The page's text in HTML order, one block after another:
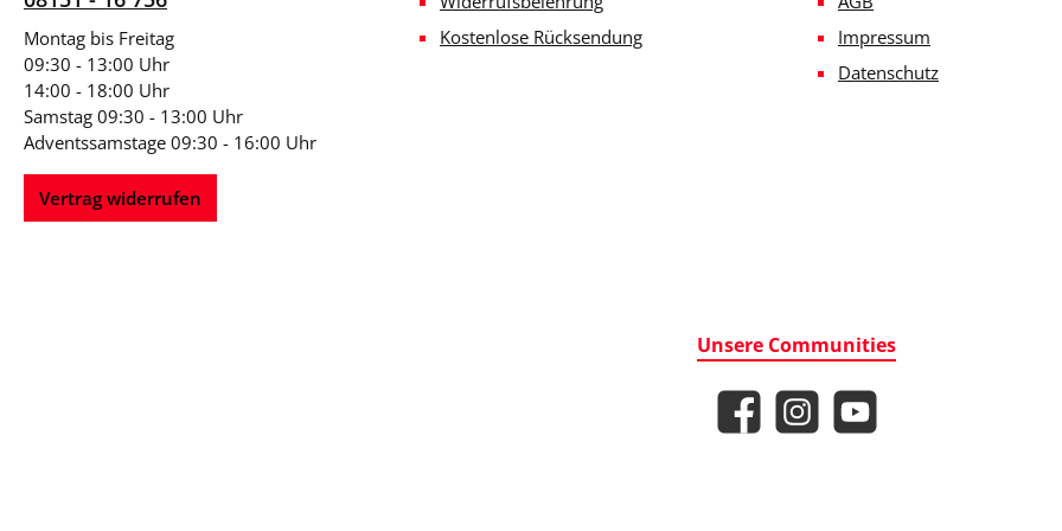
Montag bis Freitag
09:30 - 13:00 Uhr
14:00 - 18:00 Uhr
Samstag 09:30 - 13:00 Uhr
Adventssamstage 09:30 - 16:00 Uhr
Vertrag widerrufen
Kostenlose Rücksendung
Impressum
Datenschutz
Unsere Communities
FacebookInstagramYouTube